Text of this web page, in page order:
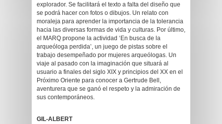
explorador. Se facilitará el texto a falta del diseño que
se podrá hacer con fotos o dibujos. Un relato con
moraleja para aprender la importancia de la tolerancia
hacia las diversas formas de vida y culturas. Por último,
el MARQ propone la actividad ‘En busca de la
arqueóloga perdida’, un juego de pistas sobre el
trabajo desempeñado por mujeres arqueólogas. Un
viaje al pasado con la imaginación que situará al
usuario a finales del siglo XIX y principios del XX en el
Próximo Oriente para conocer a Gertrude Bell,
aventurera que se ganó el respeto y la admiración de
sus contemporáneos.
GIL-ALBERT